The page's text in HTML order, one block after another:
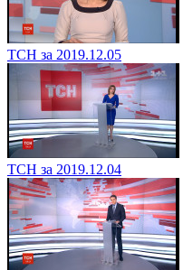
ТСН за 2019.12.05
ТСН за 2019.12.04